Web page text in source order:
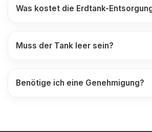
Was kostet die Erdtank-
Muss der Tank leer sein?
Benötige ich eine Genehmigung?